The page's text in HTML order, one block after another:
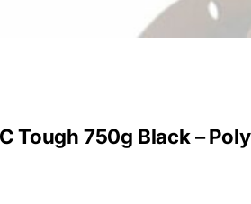
Tough 750g Black –